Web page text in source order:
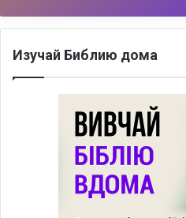
Изучай Библию дома